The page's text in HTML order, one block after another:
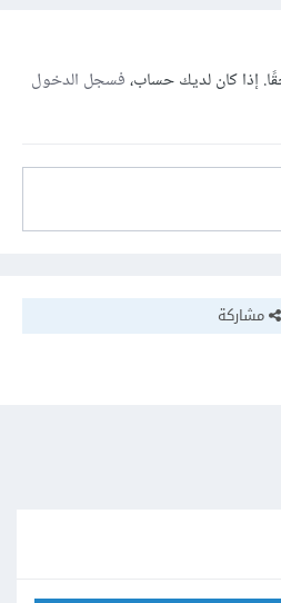
إذا كان لديك حساب،فسجل الدخول
مشاركة